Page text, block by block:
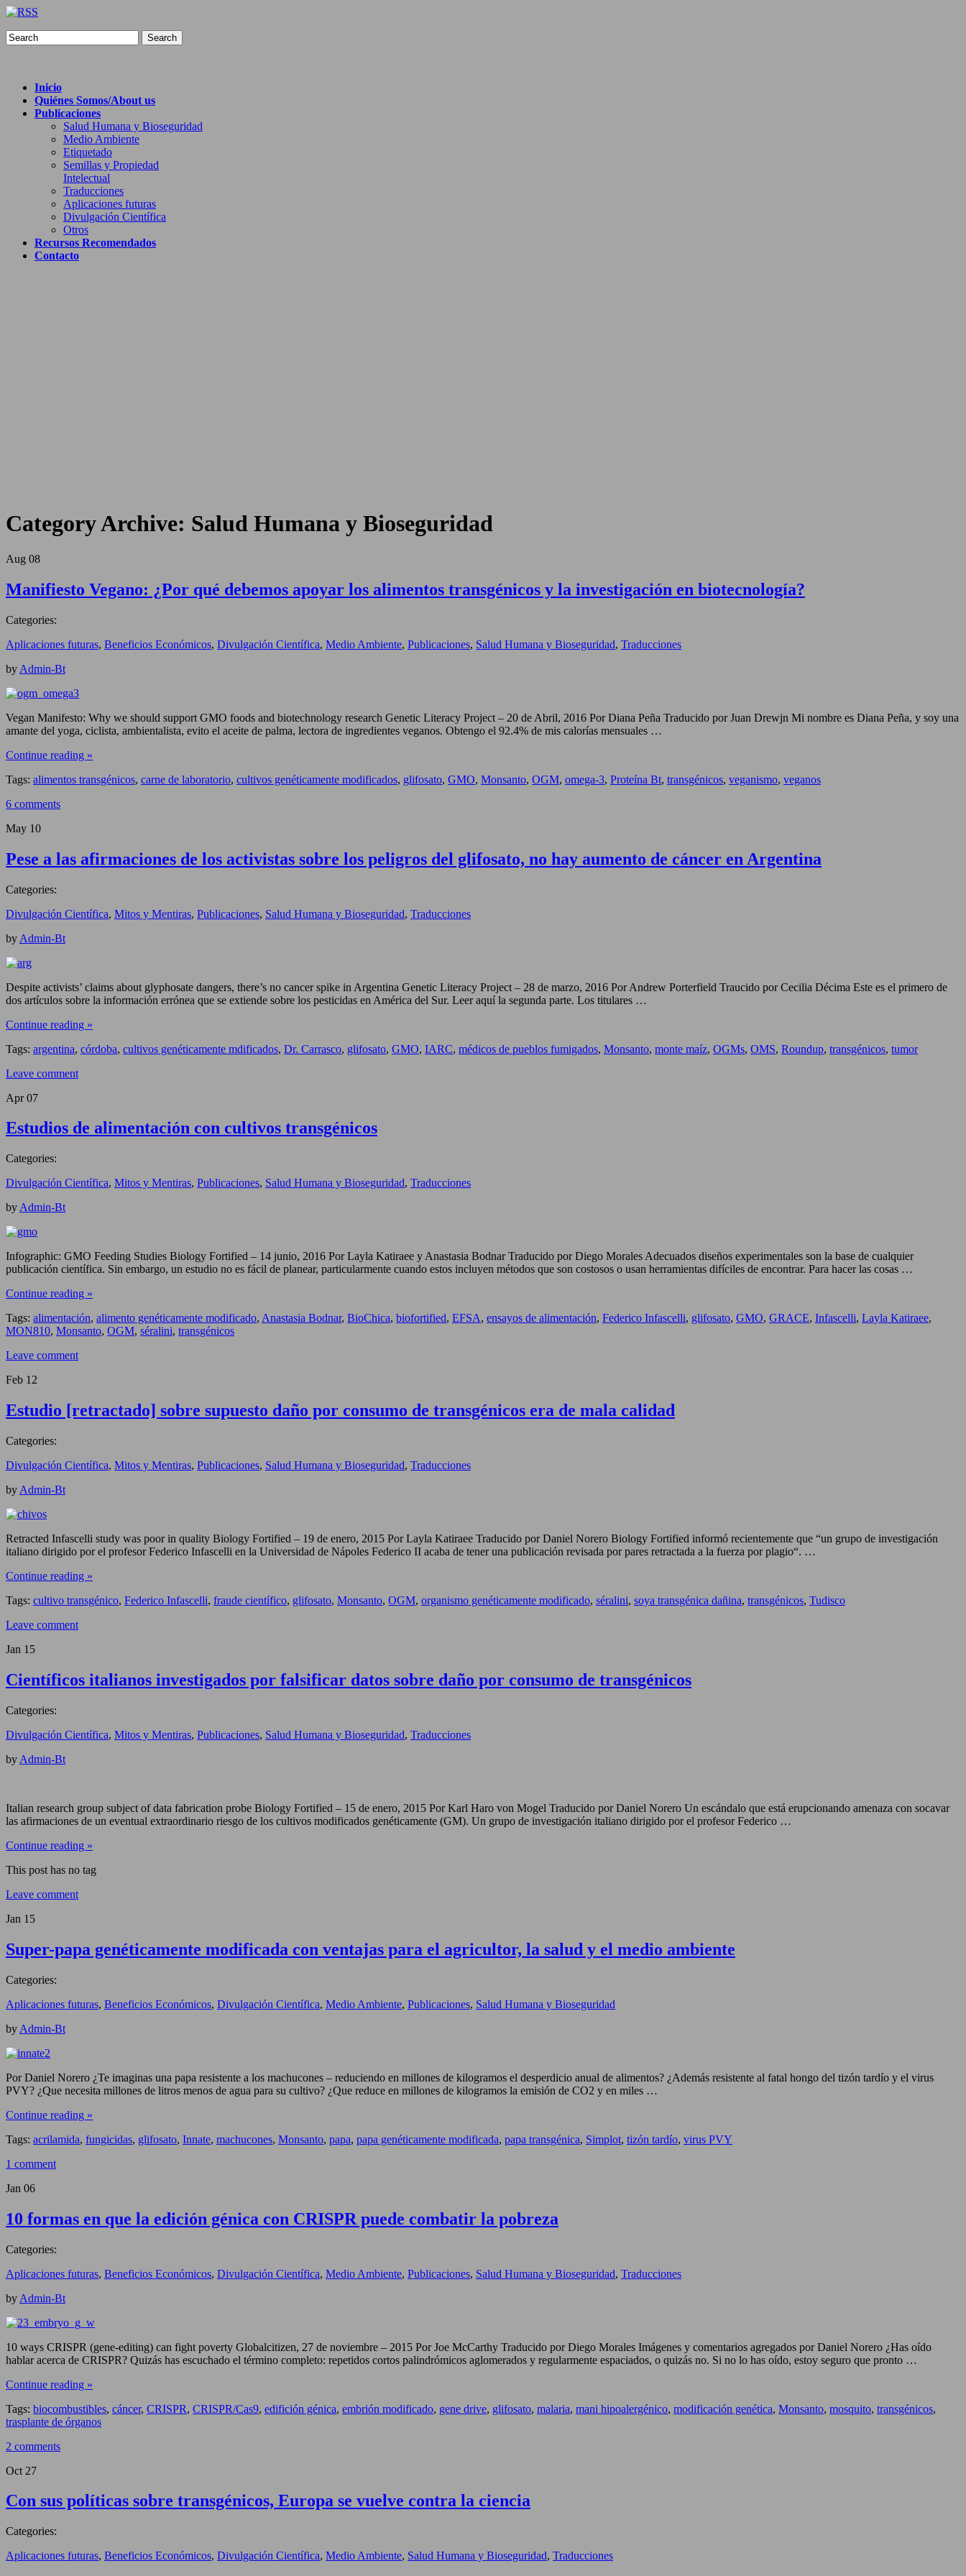
Search
Inicio
Quiénes Somos/About us
Publicaciones
Salud Humana y Bioseguridad
Medio Ambiente
Etiquetado
Semillas y Propiedad
Intelectual
Traducciones
Aplicaciones futuras
Divulgación Científica
Otros
Recursos Recomendados
Contacto
Category Archive: Salud Humana y Bioseguridad
Aug 08
Manifiesto Vegano: ¿Por qué debemos apoyar los alimentos transgénicos y la investigación en biotecnología?
Categories:
Aplicaciones futuras, Beneficios Económicos, Divulgación Científica, Medio Ambiente, Publicaciones, Salud Humana y Bioseguridad, Traducciones
by Admin-Bt
Vegan Manifesto: Why we should support GMO foods and biotechnology research Genetic Literacy Project – 20 de Abril, 2016 Por Diana Peña Traducido por Juan Drewjn Mi nombre es Diana Peña, y soy una
amante del yoga, ciclista, ambientalista, evito el aceite de palma, lectora de ingredientes veganos. Obtengo el 92.4% de mis calorías mensuales …
Continue reading »
Tags: alimentos transgénicos, carne de laboratorio, cultivos genéticamente modificados, glifosato, GMO, Monsanto, OGM, omega-3, Proteína Bt, transgénicos, veganismo, veganos
6 comments
May 10
Pese a las afirmaciones de los activistas sobre los peligros del glifosato, no hay aumento de cáncer en Argentina
Categories:
Divulgación Científica, Mitos y Mentiras, Publicaciones, Salud Humana y Bioseguridad, Traducciones
by Admin-Bt
Despite activists’ claims about glyphosate dangers, there’s no cancer spike in Argentina Genetic Literacy Project – 28 de marzo, 2016 Por Andrew Porterfield Traucido por Cecilia Décima Este es el primero de
dos artículos sobre la información errónea que se extiende sobre los pesticidas en América del Sur. Leer aquí la segunda parte. Los titulares …
Continue reading »
Tags: argentina, córdoba, cultivos genéticamente mdificados, Dr. Carrasco, glifosato, GMO, IARC, médicos de pueblos fumigados, Monsanto, monte maíz, OGMs, OMS, Roundup, transgénicos, tumor
Leave comment
Apr 07
Estudios de alimentación con cultivos transgénicos
Categories:
Divulgación Científica, Mitos y Mentiras, Publicaciones, Salud Humana y Bioseguridad, Traducciones
by Admin-Bt
Infographic: GMO Feeding Studies Biology Fortified – 14 junio, 2016 Por Layla Katiraee y Anastasia Bodnar Traducido por Diego Morales Adecuados diseños experimentales son la base de cualquier
publicación científica. Sin embargo, un estudio no es fácil de planear, particularmente cuando estos incluyen métodos que son costosos o usan herramientas difíciles de encontrar. Para hacer las cosas …
Continue reading »
Tags: alimentación, alimento genéticamente modificado, Anastasia Bodnar, BioChica, biofortified, EFSA, ensayos de alimentación, Federico Infascelli, glifosato, GMO, GRACE, Infascelli, Layla Katiraee,
MON810, Monsanto, OGM, séralini, transgénicos
Leave comment
Feb 12
Estudio [retractado] sobre supuesto daño por consumo de transgénicos era de mala calidad
Categories:
Divulgación Científica, Mitos y Mentiras, Publicaciones, Salud Humana y Bioseguridad, Traducciones
by Admin-Bt
Retracted Infascelli study was poor in quality Biology Fortified – 19 de enero, 2015 Por Layla Katiraee Traducido por Daniel Norero Biology Fortified informó recientemente que “un grupo de investigación
italiano dirigido por el profesor Federico Infascelli en la Universidad de Nápoles Federico II acaba de tener una publicación revisada por pares retractada a la fuerza por plagio“. …
Continue reading »
Tags: cultivo transgénico, Federico Infascelli, fraude científico, glifosato, Monsanto, OGM, organismo genéticamente modificado, séralini, soya transgénica dañina, transgénicos, Tudisco
Leave comment
Jan 15
Científicos italianos investigados por falsificar datos sobre daño por consumo de transgénicos
Categories:
Divulgación Científica, Mitos y Mentiras, Publicaciones, Salud Humana y Bioseguridad, Traducciones
by Admin-Bt
Italian research group subject of data fabrication probe Biology Fortified – 15 de enero, 2015 Por Karl Haro von Mogel Traducido por Daniel Norero Un escándalo que está erupcionando amenaza con socavar
las afirmaciones de un eventual extraordinario riesgo de los cultivos modificados genéticamente (GM). Un grupo de investigación italiano dirigido por el profesor Federico …
Continue reading »
This post has no tag
Leave comment
Jan 15
Super-papa genéticamente modificada con ventajas para el agricultor, la salud y el medio ambiente
Categories:
Aplicaciones futuras, Beneficios Económicos, Divulgación Científica, Medio Ambiente, Publicaciones, Salud Humana y Bioseguridad
by Admin-Bt
Por Daniel Norero ¿Te imaginas una papa resistente a los machucones – reduciendo en millones de kilogramos el desperdicio anual de alimentos? ¿Además resistente al fatal hongo del tizón tardío y el virus
PVY? ¿Que necesita millones de litros menos de agua para su cultivo? ¿Que reduce en millones de kilogramos la emisión de CO2 y en miles …
Continue reading »
Tags: acrilamida, fungicidas, glifosato, Innate, machucones, Monsanto, papa, papa genéticamente modificada, papa transgénica, Simplot, tizón tardío, virus PVY
1 comment
Jan 06
10 formas en que la edición génica con CRISPR puede combatir la pobreza
Categories:
Aplicaciones futuras, Beneficios Económicos, Divulgación Científica, Medio Ambiente, Publicaciones, Salud Humana y Bioseguridad, Traducciones
by Admin-Bt
10 ways CRISPR (gene-editing) can fight poverty Globalcitizen, 27 de noviembre – 2015 Por Joe McCarthy Traducido por Diego Morales Imágenes y comentarios agregados por Daniel Norero ¿Has oído
hablar acerca de CRISPR? Quizás has escuchado el término completo: repetidos cortos palindrómicos aglomerados y regularmente espaciados, o quizás no. Si no lo has oído, estoy seguro que pronto …
Continue reading »
Tags: biocombustibles, cáncer, CRISPR, CRISPR/Cas9, edifición génica, embrión modificado, gene drive, glifosato, malaria, mani hipoalergénico, modificación genética, Monsanto, mosquito, transgénicos,
trasplante de órganos
2 comments
Oct 27
Con sus políticas sobre transgénicos, Europa se vuelve contra la ciencia
Categories:
Aplicaciones futuras, Beneficios Económicos, Divulgación Científica, Medio Ambiente, Salud Humana y Bioseguridad, Traducciones